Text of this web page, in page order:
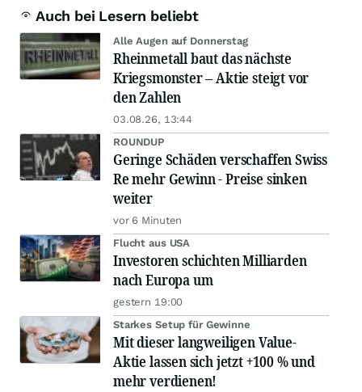
Auch bei Lesern beliebt
Alle Augen auf Donnerstag
Rheinmetall baut das nächste
Kriegsmonster – Aktie steigt vor
den Zahlen
03.08.26, 13:44
ROUNDUP
Geringe Schäden verschaffen Swiss
Re mehr Gewinn - Preise sinken
weiter
vor 6 Minuten
Flucht aus USA
Investoren schichten Milliarden
nach Europa um
gestern 19:00
Starkes Setup für Gewinne
Mit dieser langweiligen Value-
Aktie lassen sich jetzt +100 % und
mehr verdienen!